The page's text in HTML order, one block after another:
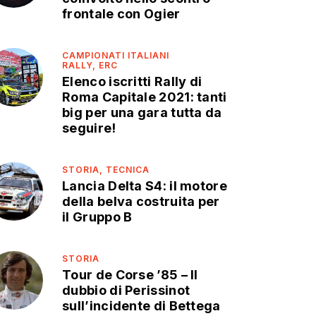
frontale con Ogier
CAMPIONATI ITALIANI
RALLY, ERC
Elenco iscritti Rally di
Roma Capitale 2021: tanti
big per una gara tutta da
seguire!
STORIA, TECNICA
Lancia Delta S4: il motore
della belva costruita per
il Gruppo B
STORIA
Tour de Corse ’85 – Il
dubbio di Perissinot
sull’incidente di Bettega